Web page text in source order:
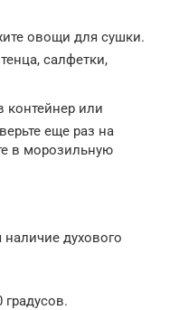
овощи для сушки.
салфетки,
контейнер или
еще раз на
в морозильную
наличие духового
градусов.